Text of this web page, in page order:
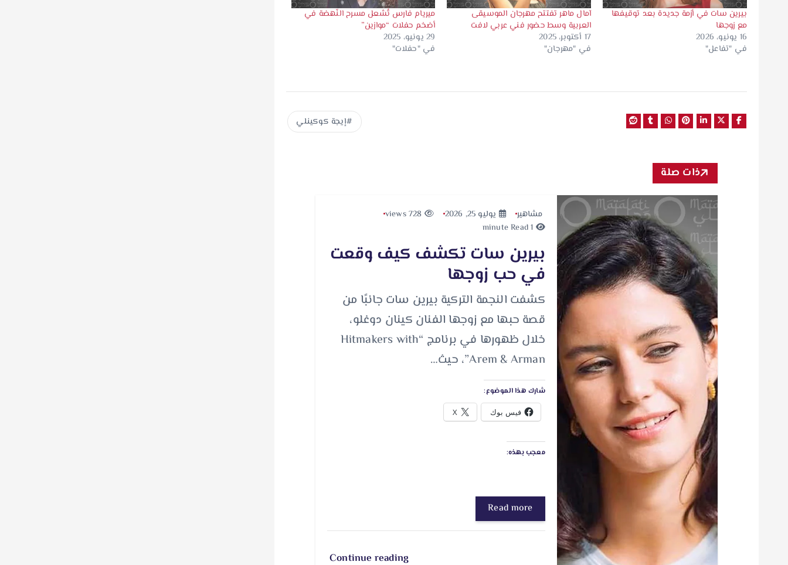
بيرين سات في أزمة جديدة بعد توقيفها
مع زوجها
16 يونيو، 2026
في "تفاعل"
آمال ماهر تفتتح مهرجان الموسيقى
العربية وسط حضور فني عربي لافت
17 أكتوبر، 2025
في "مهرجان"
ميريام فارس تُشعل مسرح النّهضة في
أضخم حفلات “موازين”
29 يونيو، 2025
في "حفلات"
إيجة كوكينلي
ذات صلة
مشاهير يوليو 25, 2026
بيرين سات تكشف كيف وقعت
في حب زوجها
كشفت النجمة التركية بيرين سات جانبًا من
قصة حبها مع زوجها الفنان كينان دوغلو،
خلال ظهورها في برنامج “Hitmakers with
Arem & Arman”، حيث…
شارك هذا الموضوع:
فيس بوك X
معجب بهذه:
Read more
Continue reading